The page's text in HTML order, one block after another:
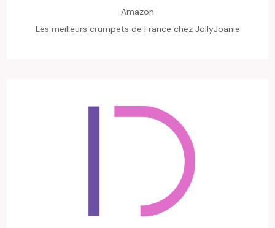
Amazon
Les meilleurs crumpets de France chez JollyJoanie